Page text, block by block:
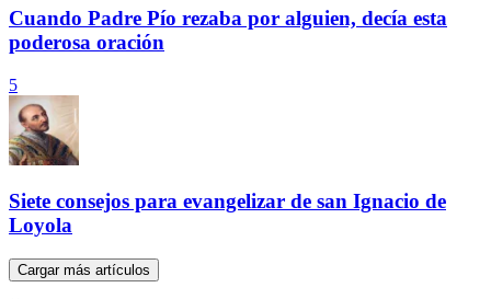
Cuando Padre Pío rezaba por alguien, decía esta
poderosa oración
5
Siete consejos para evangelizar de san Ignacio de
Loyola
Cargar más artículos